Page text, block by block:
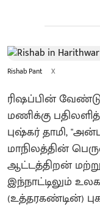
Rishab Pant X
ரிஷப்பின்
மணிக்கு
புஷ்கர் தாமி,
மாநிலத்தின்
ஆட்டத்திறன்
இந்நாட்டிலும்
(உத்தரகண்டின்)